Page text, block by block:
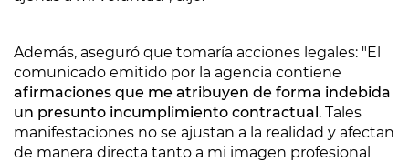
Además, aseguró que tomaría acciones legales: "El
comunicado emitido por la agencia contiene
afirmaciones que me atribuyen de forma indebida
un presunto incumplimiento contractual. Tales
manifestaciones no se ajustan a la realidad y afectan
de manera directa tanto a mi imagen profesional